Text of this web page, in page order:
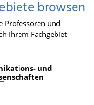
browsen
Professoren und
Ihrem Fachgebiet
und